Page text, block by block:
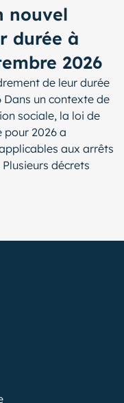
nouvel
durée à
2026
de leur durée
un contexte de
sociale, la loi de
pour 2026 a
aux arrêts
décrets